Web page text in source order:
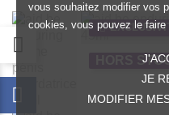
vous souhaitez modifier vos
cookies, vous pouvez le faire
JE
MODIFIER
HORS